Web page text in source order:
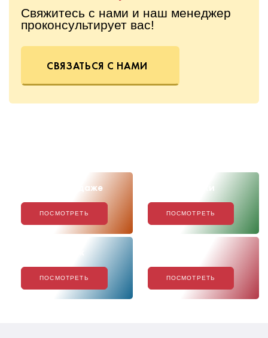
Свяжитесь с нами и наш менеджер
проконсультирует вас!
СВЯЗАТЬСЯ С НАМИ
Скоро в продаже
ПОСМОТРЕТЬ ПОСМОТРЕТЬ
ПОСМОТРЕТЬ ПОСМОТРЕТЬ